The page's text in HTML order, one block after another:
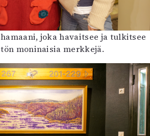
joka havaitsee ja tulkitsee
moninaisia merkkejä.